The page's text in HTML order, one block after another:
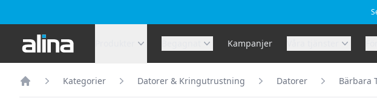
Alina.se Kampanjer
Hem
Kategorier Datorer & Kringutrustning Datorer Bärbara